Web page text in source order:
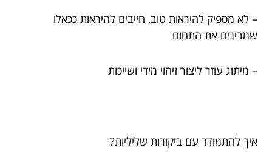
– לא מספיק להיראות טוב, חייבים להיראות ככאלו
שמבינים את התחום
– מיתוג עוזר ליצור זיהוי מידי ושייכות
איך להתמודד עם ביקורות שליליות?